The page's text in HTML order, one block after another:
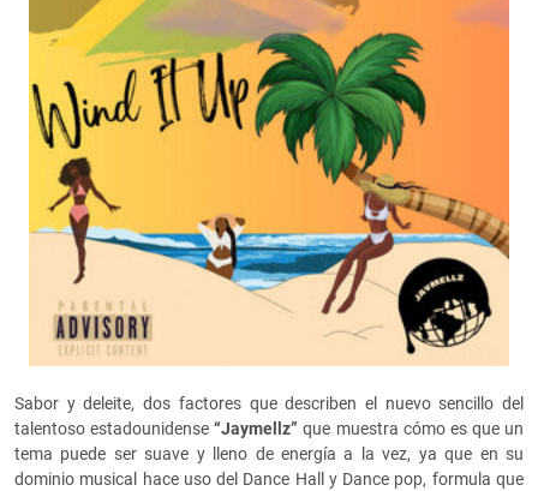
Sabor y deleite, dos factores que describen el nuevo sencillo del
talentoso estadounidense“Jaymellz” que muestra cómo es que un
tema puede ser suave y lleno de energía a la vez, ya que en su
dominio musical hace uso del Dance Hall y Dance pop, formula que